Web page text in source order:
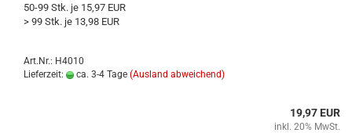
50-99 Stk. je 15,97 EUR
> 99 Stk. je 13,98 EUR
Art.Nr.: H4010
Lieferzeit:
ca. 3-4 Tage (Ausland abweichend)
19,97 EUR
inkl. 20% MwSt.